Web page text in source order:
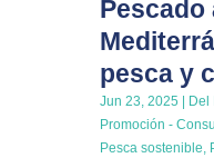
Pescado
pesca y
Jun 23, 2025 Del
Promoción -
Pesca sostenible,